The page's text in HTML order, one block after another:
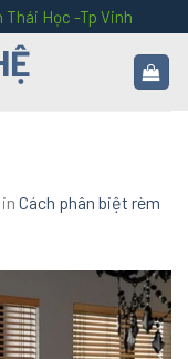
Thái Học -Tp Vinh
in Cách phân biệt rèm